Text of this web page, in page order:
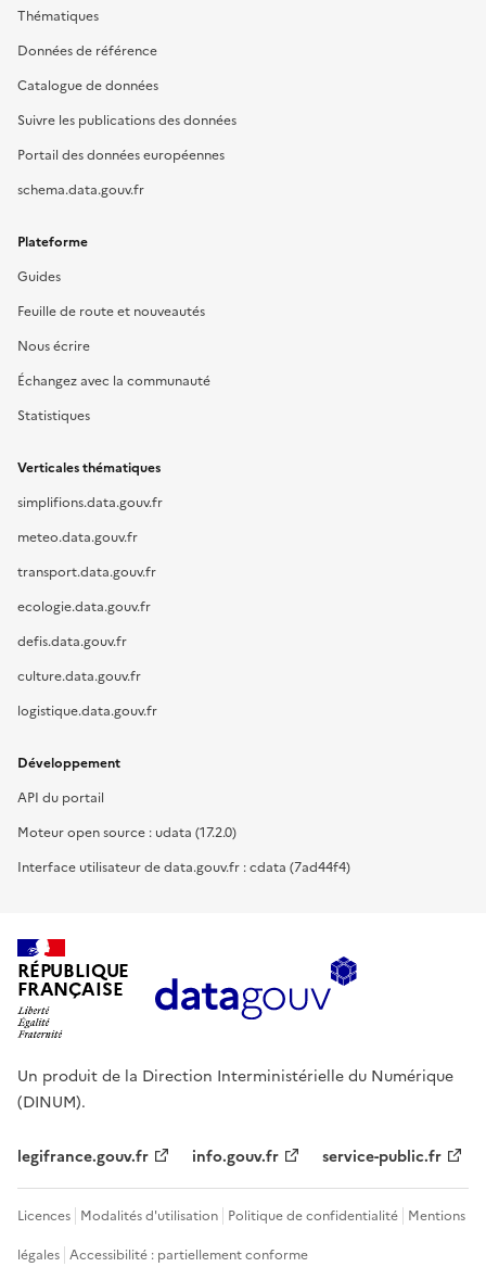
Thématiques
Données de référence
Catalogue de données
Suivre les publications des données
Portail des données européennes
schema.data.gouv.fr
Plateforme
Guides
Feuille de route et nouveautés
Nous écrire
Échangez avec la communauté
Statistiques
Verticales thématiques
simplifions.data.gouv.fr
meteo.data.gouv.fr
transport.data.gouv.fr
ecologie.data.gouv.fr
defis.data.gouv.fr
culture.data.gouv.fr
logistique.data.gouv.fr
Développement
API du portail
Moteur open source : udata (17.2.0)
Interface utilisateur de data.gouv.fr : cdata (7ad44f4)
RÉPUBLIQUE
FRANÇAISE
Un produit de la Direction Interministérielle du Numérique
(DINUM).
legifrance.gouv.fr info.gouv.fr service-public.fr
Licences Modalités d'utilisation Politique de confidentialité Mentions
légales Accessibilité : partiellement conforme